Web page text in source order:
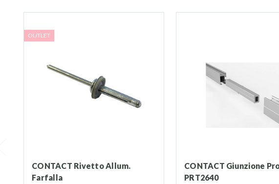
OUTLET
CONTACT Rivetto Allum.
Farfalla
CONTACT Giunzione Profilo
PRT2640